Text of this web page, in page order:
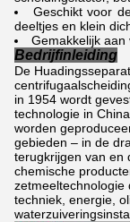
Geschikt voor
deeltjes en klein
Gemakkelijk aan
Bedrijfinleiding
De
in 1954 wordt
technologie in
worden
gebieden – in de
terugkrijgen van en
chemische
zetmeeltechnologie
techniek, energie,